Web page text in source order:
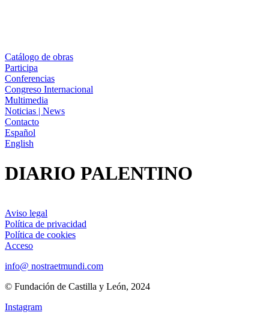
Catálogo de obras
Participa
Conferencias
Congreso Internacional
Multimedia
Noticias | News
Contacto
Español
English
DIARIO PALENTINO
Aviso legal
Política de privacidad
Política de cookies
Acceso
info@ nostraetmundi.com
© Fundación de Castilla y León, 2024
Instagram